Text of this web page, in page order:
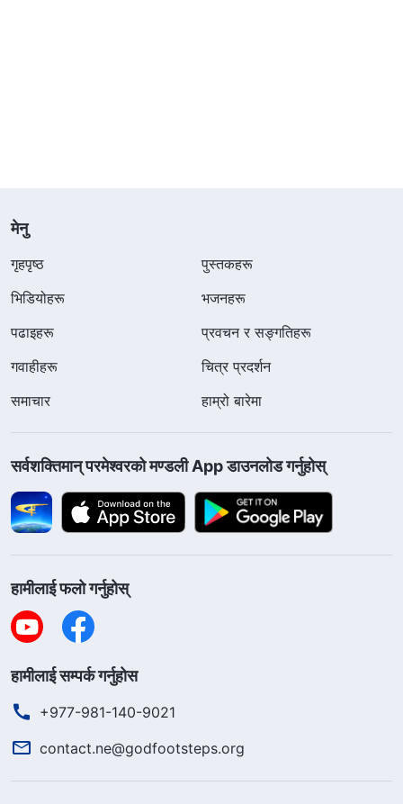
मेनु
गृहपृष्ठ
पुस्तकहरू
भिडियोहरू
भजनहरू
पढाइहरू
प्रवचन र सङ्गतिहरू
गवाहीहरू
चित्र प्रदर्शन
समाचार
हाम्रो बारेमा
सर्वशक्तिमान्‌ परमेश्‍वरको मण्डली App डाउनलोड गर्नुहोस्
हामीलाई फलो गर्नुहोस्
हामीलाई सम्पर्क गर्नुहोस
+977-981-140-9021
contact.ne@godfootsteps.org